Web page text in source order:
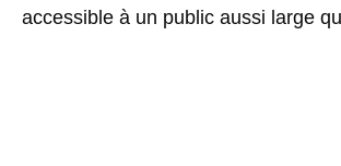
accessible à un public aussi large